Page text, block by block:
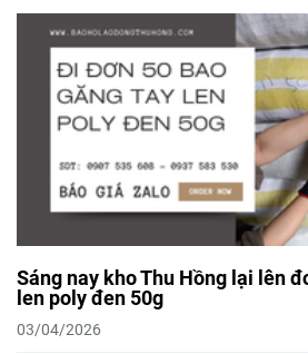
Sáng nay kho Thu Hồng lại lên
len poly đen 50g
03/04/2026